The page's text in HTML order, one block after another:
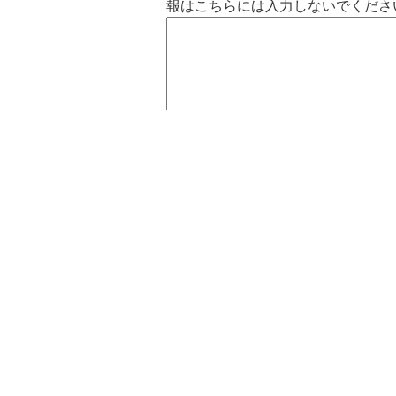
報はこちらには入力しないでくださ